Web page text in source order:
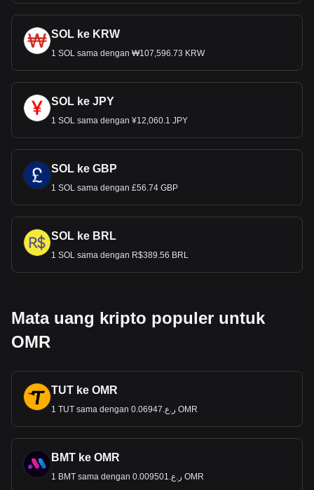
SOL ke KRW
1 SOL sama dengan ₩107,596.73 KRW
SOL ke JPY
1 SOL sama dengan ¥12,060.1 JPY
SOL ke GBP
1 SOL sama dengan £56.74 GBP
SOL ke BRL
1 SOL sama dengan R$389.56 BRL
Mata uang kripto populer untuk
OMR
TUT ke OMR
1 TUT sama dengan ر.ع.0.06947 OMR
BMT ke OMR
1 BMT sama dengan ر.ع.0.009501 OMR